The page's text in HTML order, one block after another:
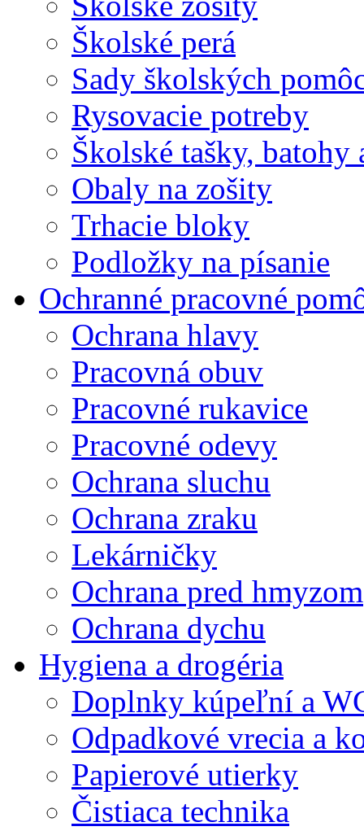
Školské perá
Sady školských
Rysovacie potreby
Školské tašky, batohy
Obaly na zošity
Trhacie bloky
Podložky na písanie
Ochranné pracovné
Ochrana hlavy
Pracovná obuv
Pracovné rukavice
Pracovné odevy
Ochrana sluchu
Ochrana zraku
Lekárničky
Ochrana pred hmyzom
Ochrana dychu
Hygiena a drogéria
Doplnky kúpeľní a
Odpadkové vrecia a
Papierové utierky
Čistiaca technika